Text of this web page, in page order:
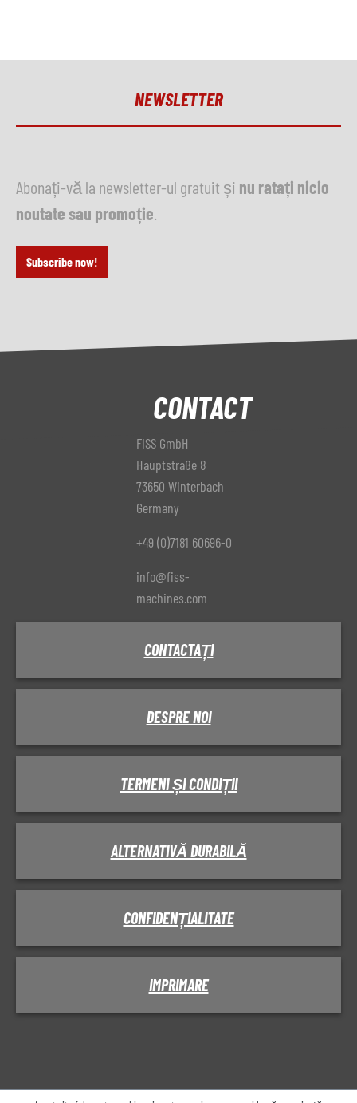
NEWSLETTER
Abonați-vă la newsletter-ul gratuit și nu ratați nicio
noutate sau promoție
Subscribe now!
CONTACT
FISS GmbH
Hauptstraße 8
73650 Winterbach
Germany
+49 (0)7181 60696-0
info@fiss-
machines.com
CONTACTAȚI
DESPRE NOI
TERMENI ȘI CONDIȚII
ALTERNATIVĂ DURABILĂ
CONFIDENȚIALITATE
IMPRIMARE